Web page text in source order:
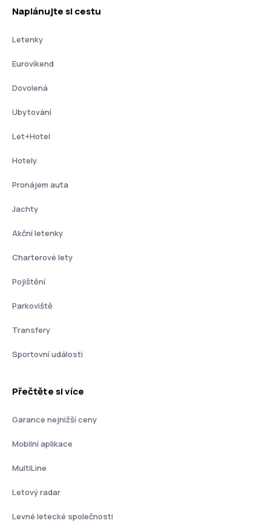
Naplánujte si cestu
Letenky
Eurovíkend
Dovolená
Ubytování
Let+Hotel
Hotely
Pronájem auta
Jachty
Akční letenky
Charterové lety
Pojištění
Parkoviště
Transfery
Sportovní události
Přečtěte si více
Garance nejnižší ceny
Mobilní aplikace
MultiLine
Letový radar
Levné letecké společnosti